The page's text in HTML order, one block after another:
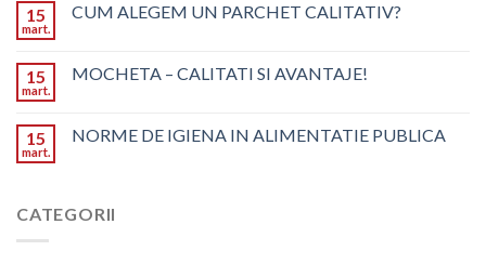
15
mart.
CUM ALEGEM UN PARCHET CALITATIV?
15
mart.
MOCHETA – CALITATI SI AVANTAJE!
15
mart.
NORME DE IGIENA IN ALIMENTATIE PUBLICA
CATEGORII